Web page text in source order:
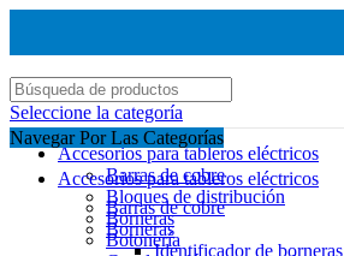
Seleccione la categoría
Accesorios para tableros eléctricos
Barras de cobre
Bloques de distribución
Borneras
Botonería
Navegar Por Las Categorías
Accesorios para tableros eléctricos
Barras de cobre
Borneras
Identificador de borneras